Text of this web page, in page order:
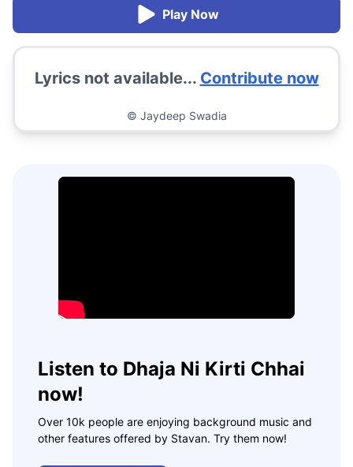
Play Now
Lyrics not available... Contribute now
© Jaydeep Swadia
Listen to Dhaja Ni Kirti Chhai
now!
Over 10k people are enjoying background music and
other features offered by Stavan. Try them now!